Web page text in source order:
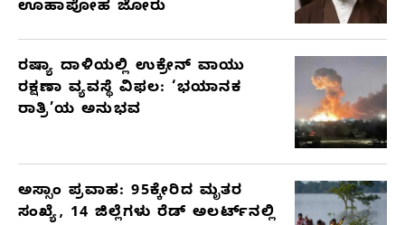
ಊಹಾಪೋಹ ಜೋರು
ರಷ್ಯಾ ದಾಳಿಯಲ್ಲಿ ಉಕ್ರೇನ್ ವಾಯು
ರಕ್ಷಣಾ ವ್ಯವಸ್ಥೆ ವಿಫಲ: ‘ಭಯಾನಕ
ರಾತ್ರಿ’ಯ ಅನುಭವ
ಅಸ್ಸಾಂ ಪ್ರವಾಹ: 95ಕ್ಕೇರಿದ ಮೃತರ
ಸಂಖ್ಯೆ, 14 ಜಿಲ್ಲೆಗಳು ರೆಡ್ ಅಲರ್ಟ್‌ನಲ್ಲಿ